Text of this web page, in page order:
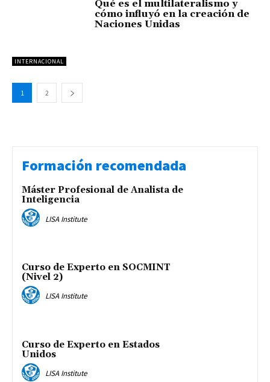
INTERNACIONAL
Qué es el multilateralismo y
cómo influyó en la creación de
Naciones Unidas
1 2
Formación recomendada
Máster Profesional de Analista de
Inteligencia
LISA Institute
Curso de Experto en SOCMINT
(Nivel 2)
LISA Institute
Curso de Experto en Estados
Unidos
LISA Institute